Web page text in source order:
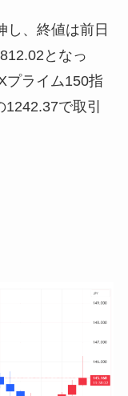
し、終値は前日
となっ
プライム150指
で取引